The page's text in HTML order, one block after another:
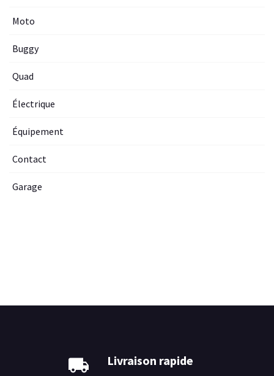
Moto
Buggy
Quad
Électrique
Équipement
Contact
Garage
Livraison rapide